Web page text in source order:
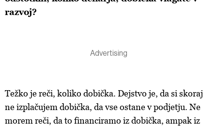
razvoj?
Težko je reči, koliko dobička. Dejstvo je, da si skoraj
ne izplačujem dobička, da vse ostane v podjetju. Ne
morem reči, da to financiramo iz dobička, ampak iz